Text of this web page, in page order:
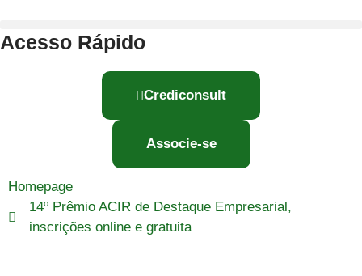
Acesso Rápido
Crediconsult
Associe-se
Homepage
14º Prêmio ACIR de Destaque Empresarial,
inscrições online e gratuita